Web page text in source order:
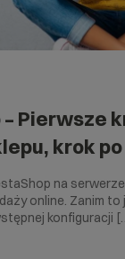
Pierwsze
krok
na
online. Zanim to
konfiguracji